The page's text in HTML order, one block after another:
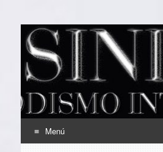
EL SINDICAL
Periodismo Inteligente
Menú